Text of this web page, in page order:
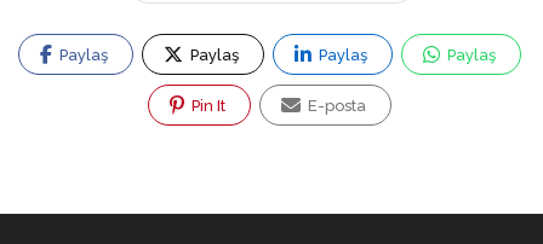
Paylaş Paylaş Paylaş Paylaş
Pin It E-posta